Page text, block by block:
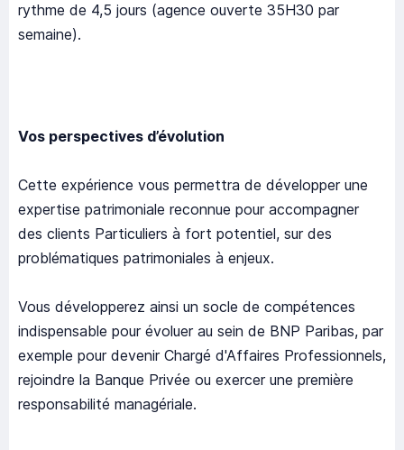
rythme de 4,5 jours (agence ouverte 35H30 par
semaine).
Vos perspectives d’évolution
Cette expérience vous permettra de développer une
expertise patrimoniale reconnue pour accompagner
des clients Particuliers à fort potentiel, sur des
problématiques patrimoniales à enjeux.
Vous développerez ainsi un socle de compétences
indispensable pour évoluer au sein de BNP Paribas, par
exemple pour devenir Chargé d'Affaires Professionnels,
rejoindre la Banque Privée ou exercer une première
responsabilité managériale.